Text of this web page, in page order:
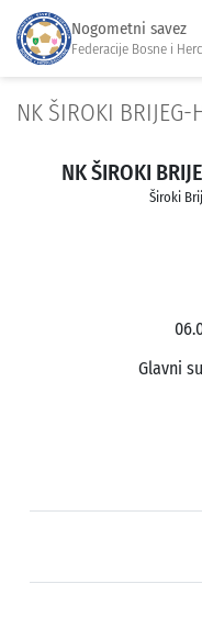
Nogometni savez
Federacije Bosne i
NK ŠIROKI BRIJEG-
NK ŠIROKI
Široki
Glavni